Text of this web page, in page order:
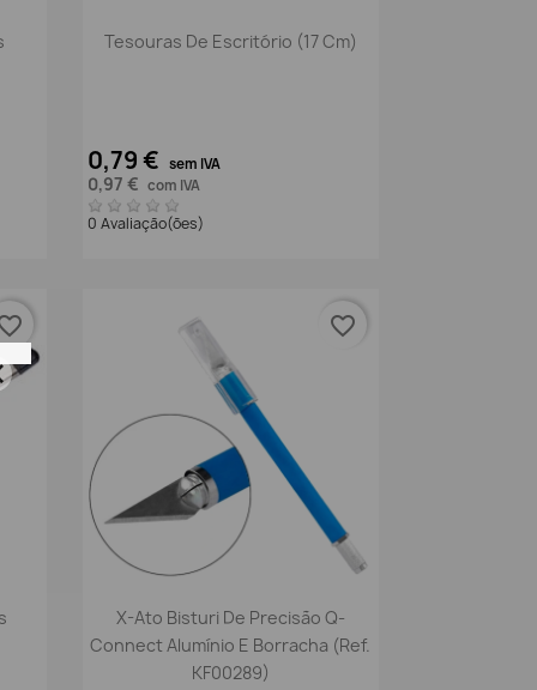
Vista rápida
Tesouras De Escritório (17 Cm)
0,79 € sem IVA
0,97 € com IVA
0 Avaliação(ões)
Vista rápida
X-Ato Bisturi De Precisão Q-
Connect Alumínio E Borracha (Ref.
KF00289)
favorite_border